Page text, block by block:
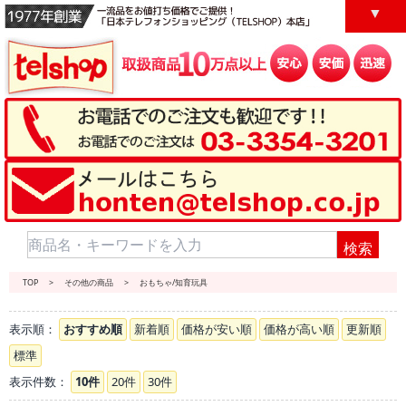
▼
送料について お問い合わせ
カートを見る
家電
家具／インテリア
TOP > その他の商品 > おもちゃ/知育玩具
表示順： おすすめ順 新着順 価格が安い順 価格が高い順
更新順
標準
表示件数：
10件 20件 30件